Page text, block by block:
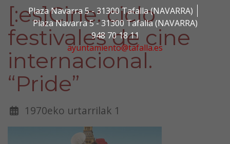
Plaza Navarra 5 - 31300 Tafalla (NAVARRA)
Plaza Navarra 5 - 31300 Tafalla (NAVARRA)
948 70 18 11
ayuntamiento@tafalla.es
[:es]Cine: ciclo
festivales de cine
internacional.
“Pride”
1970eko urtarrilak 1